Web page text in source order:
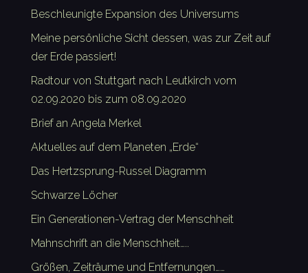
Beschleunigte Expansion des Universums
Meine persönliche Sicht dessen, was zur Zeit auf
der Erde passiert!
Radtour von Stuttgart nach Leutkirch vom
02.09.2020 bis zum 08.09.2020
Brief an Angela Merkel
Aktuelles auf dem Planeten „Erde“
Das Hertzsprung-Russel Diagramm
Schwarze Löcher
Ein Generationen-Vertrag der Menschheit
Mahnschrift an die Menschheit…..
Größen, Zeiträume und Entfernungen……